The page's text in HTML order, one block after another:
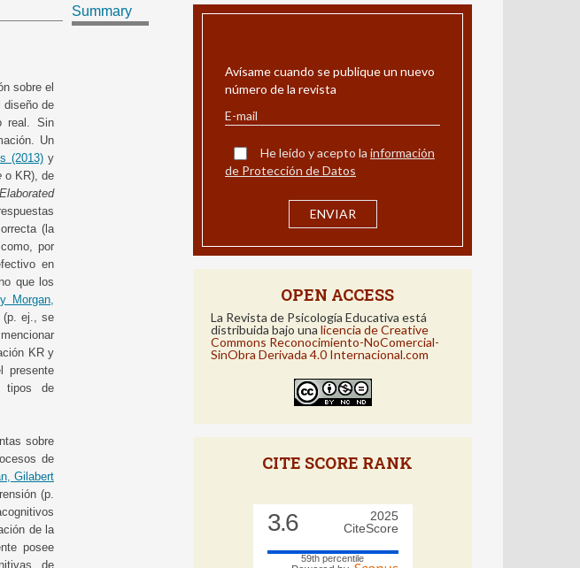
sobre el
diseño de
real. Sin
Un
(2013)y
o KR), de
Elaborated
(la
por
en
que los
Morgan,
(p. ej., se
KR y
presente
tipos de
sobre
de
Gilabert
(p.
de la
posee
de
Summary
>Envío de manuscritos online
número de la revista
He leído y acepto la
OPEN ACCESS
La Revista de Psicología Educativa está
distribuida bajo unalicencia de Creative
CITE SCORE RANK